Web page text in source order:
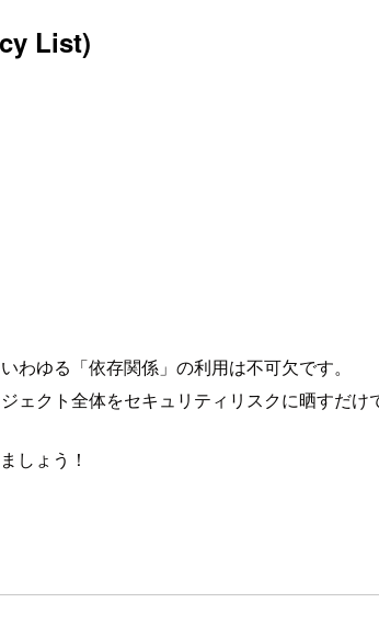
List)
ゆる「依存関係」の利用は不可欠です。
クト全体をセキュリティリスクに晒すだけ
しょう！